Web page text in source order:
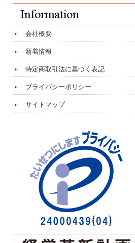
会社概要
新着情報
特定商取引法に基づく表記
プライバシーポリシー
サイトマップ